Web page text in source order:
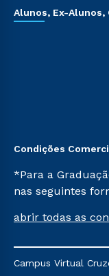
Alunos, Ex-Alunos,
Condições
*Para a
nas seguintes
Já para as
mencionadas são
abrir todas as
Campus Virtual